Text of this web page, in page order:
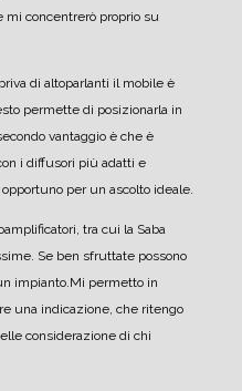
mi concentrerò proprio su
di altoparlanti il mobile è
permette di posizionarla in
vantaggio è che è
i diffusori più adatti e
per un ascolto ideale.
tra cui la Saba
Se ben sfruttate possono
impianto.Mi permetto in
una indicazione, che ritengo
considerazione di chi